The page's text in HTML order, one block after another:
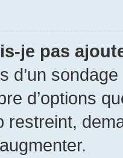
je pas
d’un
d’options
restreint,